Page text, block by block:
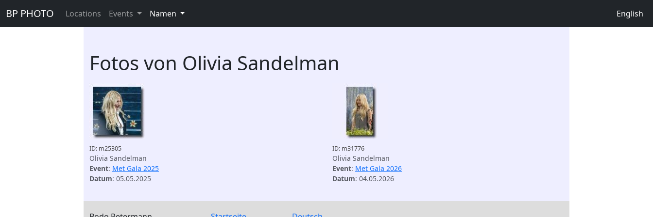
BP PHOTO Locations Events Namen English
Fotos von Olivia Sandelman
ID: m25305
Olivia Sandelman
Event: Met Gala 2025
Datum: 05.05.2025
ID: m31776
Olivia Sandelman
Event: Met Gala 2026
Datum: 04.05.2026